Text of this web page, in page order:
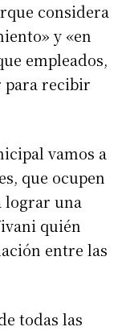
considera
y «en
empleados,
para recibir
vamos a
que ocupen
lograr una
quién
entre las
todas las